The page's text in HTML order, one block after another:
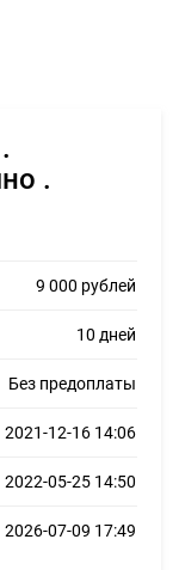
.
9 000 рублей
10 дней
Без предоплаты
2021-12-16 14:06
2022-05-25 14:50
2026-07-09 17:49